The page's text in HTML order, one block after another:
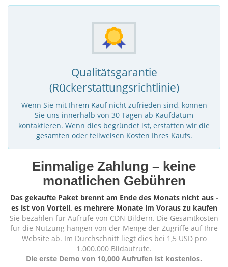
Qualitätsgarantie
(Rückerstattungsrichtlinie)
Wenn Sie mit Ihrem Kauf nicht zufrieden sind, können
Sie uns innerhalb von 30 Tagen ab Kaufdatum
kontaktieren. Wenn dies begründet ist, erstatten wir die
gesamten oder teilweisen Kosten Ihres Kaufs.
Einmalige Zahlung – keine
monatlichen Gebühren
Das gekaufte Paket brennt am Ende des Monats nicht aus -
es ist von Vorteil, es mehrere Monate im Voraus zu kaufen
Sie bezahlen für Aufrufe von CDN-Bildern. Die Gesamtkosten
für die Nutzung hängen von der Menge der Zugriffe auf Ihre
Website ab. Im Durchschnitt liegt dies bei 1,5 USD pro
1.000.000 Bildaufrufe.
Die erste Demo von 10,000 Aufrufen ist kostenlos.